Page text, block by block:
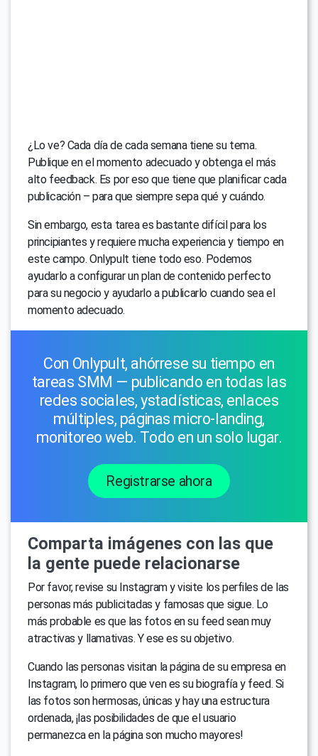
¿Lo ve? Cada día de cada semana tiene su tema.
Publique en el momento adecuado y obtenga el más
alto feedback. Es por eso que tiene que planificar cada
publicación – para que siempre sepa qué y cuándo.
Sin embargo, esta tarea es bastante difícil para los
principiantes y requiere mucha experiencia y tiempo en
este campo. Onlypult tiene todo eso. Podemos
ayudarlo a configurar un plan de contenido perfecto
para su negocio y ayudarlo a publicarlo cuando sea el
momento adecuado.
Con Onlypult, ahórrese su tiempo en
tareas SMM — publicando en todas las
redes sociales, уstadísticas, enlaces
múltiples, páginas micro-landing,
monitoreo web. Todo en un solo lugar.
Registrarse ahora
Comparta imágenes con las que
la gente puede relacionarse
Por favor, revise su Instagram y visite los perfiles de las
personas más publicitadas y famosas que sigue. Lo
más probable es que las fotos en su feed sean muy
atractivas y llamativas. Y ese es su objetivo.
Cuando las personas visitan la página de su empresa en
Instagram, lo primero que ven es su biografía y feed. Si
las fotos son hermosas, únicas y hay una estructura
ordenada, ¡las posibilidades de que el usuario
permanezca en la página son mucho mayores!